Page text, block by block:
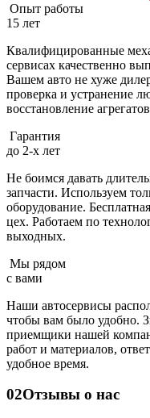
Опыт работы
15 лет
Квалифицированные
сервисах качественно
Вашем авто не хуже
проверка и устранение
восстановление
Гарантия
до 2-х лет
Не боимся давать
запчасти. Используем
оборудование.
цех. Работаем по
выходных.
Мы рядом
с вами
Наши автосервисы
чтобы вам было удобно.
приемщики нашей
работ и материалов,
удобное время.
02Отзывы о нас